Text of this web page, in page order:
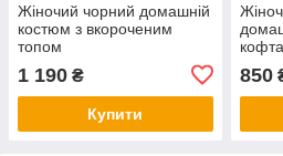
Жіночий чорний домашній
костюм з вкороченим
топом
1 190 ₴
Купити
850